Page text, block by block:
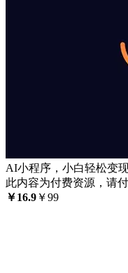
AI小程序，小白轻松变
此内容为付费资源，请
￥16.9 ￥99